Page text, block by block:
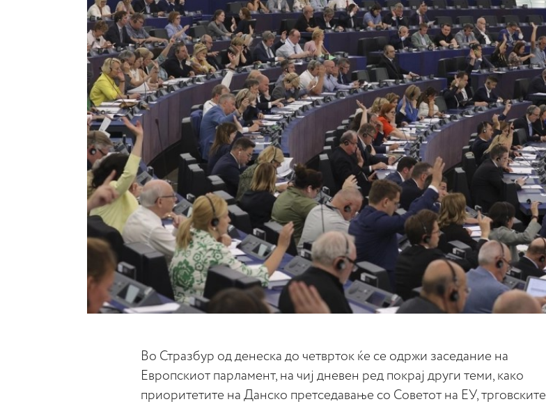
Во Стразбур од денеска до четврток ќе се одржи заседание на
Европскиот парламент, на чиј дневен ред покрај други теми, како
приоритетите на Данско претседавање со Советот на ЕУ, трговските